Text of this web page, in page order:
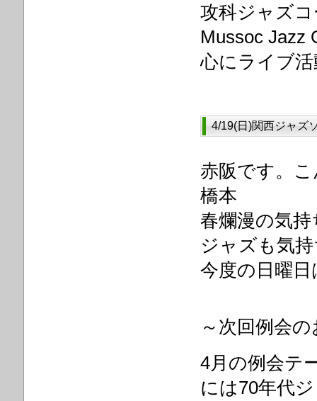
攻科ジャズ
Mussoc Jazz
心にライブ
4/19(日)関西ジャズ
赤阪です。
橋本
春爛漫の気
ジャズも気
今度の日曜
～次回例会
4月の例会テ
には70年代